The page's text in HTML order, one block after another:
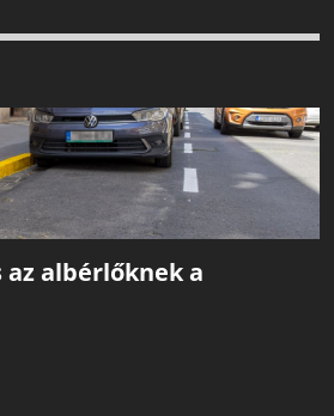
albérlőknek a